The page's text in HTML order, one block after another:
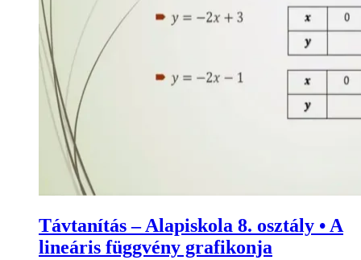
Távtanítás – Alapiskola 8. osztály • A
lineáris függvény grafikonja